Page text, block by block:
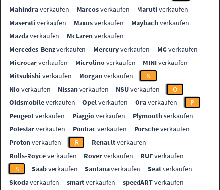
Mahindraverkaufen Marcosverkaufen Maruti verkaufen
Maserati verkaufen Maxusverkaufen Maybachverkaufen
Mazdaverkaufen McLarenverkaufen
Mercedes-Benzverkaufen Mercuryverkaufen MGverkaufen
Microcarverkaufen Microlinoverkaufen MINIverkaufen
Mitsubishi verkaufen Morganverkaufen
N
Nioverkaufen Nissanverkaufen NSUverkaufen
O
Oldsmobileverkaufen Opelverkaufen Oraverkaufen
P
Peugeotverkaufen Piaggioverkaufen Plymouthverkaufen
Polestarverkaufen Pontiac verkaufen Porscheverkaufen
Protonverkaufen R Renaultverkaufen
Rolls-Royceverkaufen Roververkaufen RUFverkaufen
S
Saabverkaufen Santanaverkaufen Seatverkaufen
Skodaverkaufen smartverkaufen speedARTverkaufen